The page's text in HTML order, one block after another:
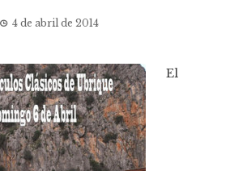
4 de abril de 2014
El